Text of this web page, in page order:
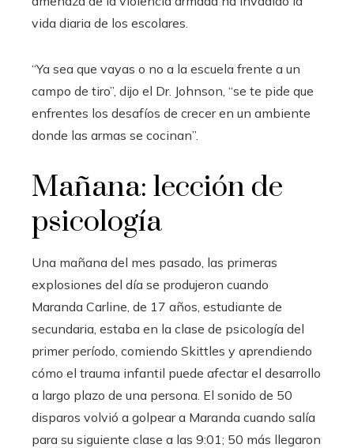
vida diaria de los escolares.
“Ya sea que vayas o no a la escuela frente a un
campo de tiro”, dijo el Dr. Johnson, “se te pide que
enfrentes los desafíos de crecer en un ambiente
donde las armas se cocinan”.
Mañana: lección de
psicología
Una mañana del mes pasado, las primeras
explosiones del día se produjeron cuando
Maranda Carline, de 17 años, estudiante de
secundaria, estaba en la clase de psicología del
primer período, comiendo Skittles y aprendiendo
cómo el trauma infantil puede afectar el desarrollo
a largo plazo de una persona. El sonido de 50
disparos volvió a golpear a Maranda cuando salía
para su siguiente clase a las 9:01; 50 más llegaron